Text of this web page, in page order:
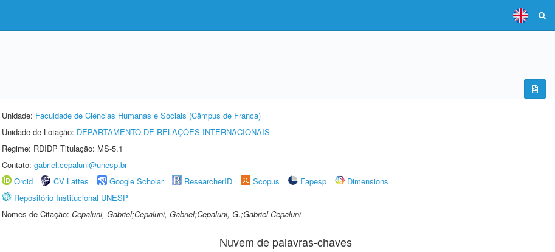
Unidade: Faculdade de Ciências Humanas e Sociais (Câmpus de Franca)
Unidade de Lotação: DEPARTAMENTO DE RELAÇÕES INTERNACIONAIS
Regime: RDIDP Titulação: MS-5.1
Contato: gabriel.cepaluni@unesp.br
Orcid
CV Lattes Google Scholar ResearcherID Scopus Fapesp
Dimensions
Repositório Institucional UNESP
Nomes de Citação: Cepaluni, Gabriel;Cepaluni, Gabriel;Cepaluni, G.;Gabriel Cepaluni
Nuvem de palavras-chaves